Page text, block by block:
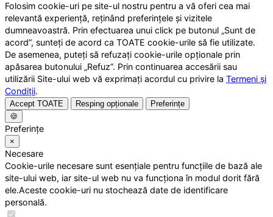
Folosim cookie-uri pe site-ul nostru pentru a vă oferi cea mai
relevantă experiență, reținând preferințele și vizitele
dumneavoastră. Prin efectuarea unui click pe butonul „Sunt de
acord”, sunteți de acord ca TOATE cookie-urile să fie utilizate.
De asemenea, puteți să refuzați cookie-urile opționale prin
apăsarea butonului „Refuz”. Prin continuarea accesării sau
utilizării Site-ului web vă exprimați acordul cu privire la Termeni și
Condiții.
Accept TOATE Resping opționale
Preferințe
🍪
Preferințe
×
Necesare
Cookie-urile necesare sunt esențiale pentru funcțiile de bază ale
site-ului web, iar site-ul web nu va funcționa în modul dorit fără
ele.Aceste cookie-uri nu stochează date de identificare
personală.